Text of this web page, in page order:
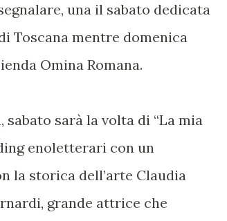
una il sabato dedicata
Toscana mentre domenica
Omina Romana.
sarà la volta di “La mia
enoletterari con un
la storica dell’arte Claudia
grande attrice che